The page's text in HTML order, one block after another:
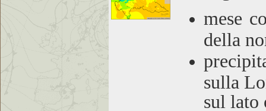
mese
della
sulla
sul lato